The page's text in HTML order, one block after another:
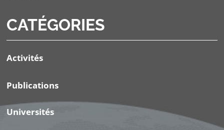
CATÉGORIES
Activités
Publications
Universités